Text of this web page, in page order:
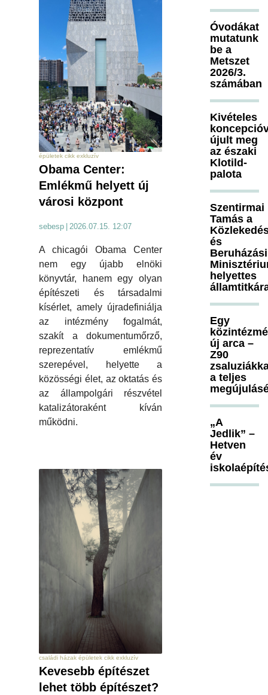
épületek cikk exkluzív
Obama Center:
Emlékmű helyett új
városi központ
sebesp 2026.07.15. 12:07
A chicagói Obama Center
nem egy újabb elnöki
könyvtár, hanem egy olyan
építészeti és társadalmi
kísérlet, amely újradefiniálja
az intézmény fogalmát,
szakít a dokumentumőrző,
reprezentatív emlékmű
szerepével, helyette a
közösségi élet, az oktatás és
az állampolgári részvétel
katalizátoraként kíván
működni.
családi házak épületek cikk exkluzív
Kevesebb építészet
lehet több építészet?
Óvodákat
mutatunk
be a
Metszet
2026/3.
számában
Kivételes
újult meg
az északi
Klotild-
palota
Szentirmai
Tamás a
és
Beruházási
helyettes
Egy
új arca –
Z90
a teljes
„A
Jedlik” –
Hetven
év